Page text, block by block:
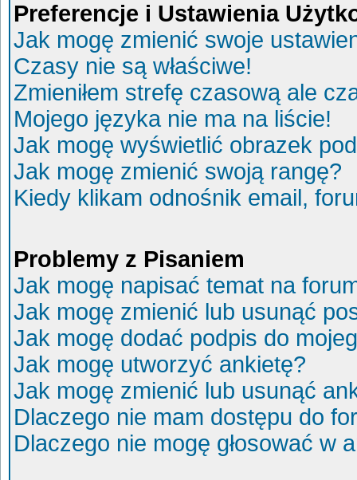
Preferencje i Ustawienia
Jak mogę zmienić swoje
Czasy nie są właściwe!
Zmieniłem strefę czasową ale
Mojego języka nie ma na liście!
Jak mogę wyświetlić obrazek
Jak mogę zmienić swoją rangę?
Kiedy klikam odnośnik email,
Problemy z Pisaniem
Jak mogę napisać temat na
Jak mogę zmienić lub usunąć
Jak mogę dodać podpis do
Jak mogę utworzyć ankietę?
Jak mogę zmienić lub usunąć
Dlaczego nie mam dostępu do
Dlaczego nie mogę głosować w